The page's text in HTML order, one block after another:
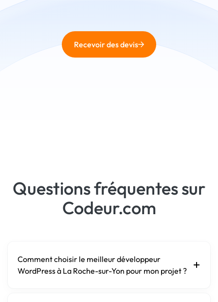
Recevoir des devis
Questions fréquentes sur
Codeur.com
Comment choisir le meilleur développeur
WordPress à La Roche-sur-Yon pour mon projet ?